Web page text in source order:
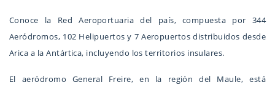
Conoce la Red Aeroportuaria del país, compuesta por 344
Aeródromos, 102 Helipuertos y 7 Aeropuertos distribuidos desde
Arica a la Antártica, incluyendo los territorios insulares.
El aeródromo General Freire, en la región del Maule, está